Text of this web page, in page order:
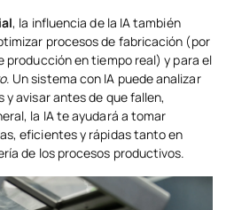
, la influencia de la IA también
procesos de fabricación (por
producción en tiempo real) y para el
. Un sistema con IA puede analizar
y avisar antes de que fallen,
la IA te ayudará a tomar
eficientes y rápidas tanto en
de los procesos productivos.